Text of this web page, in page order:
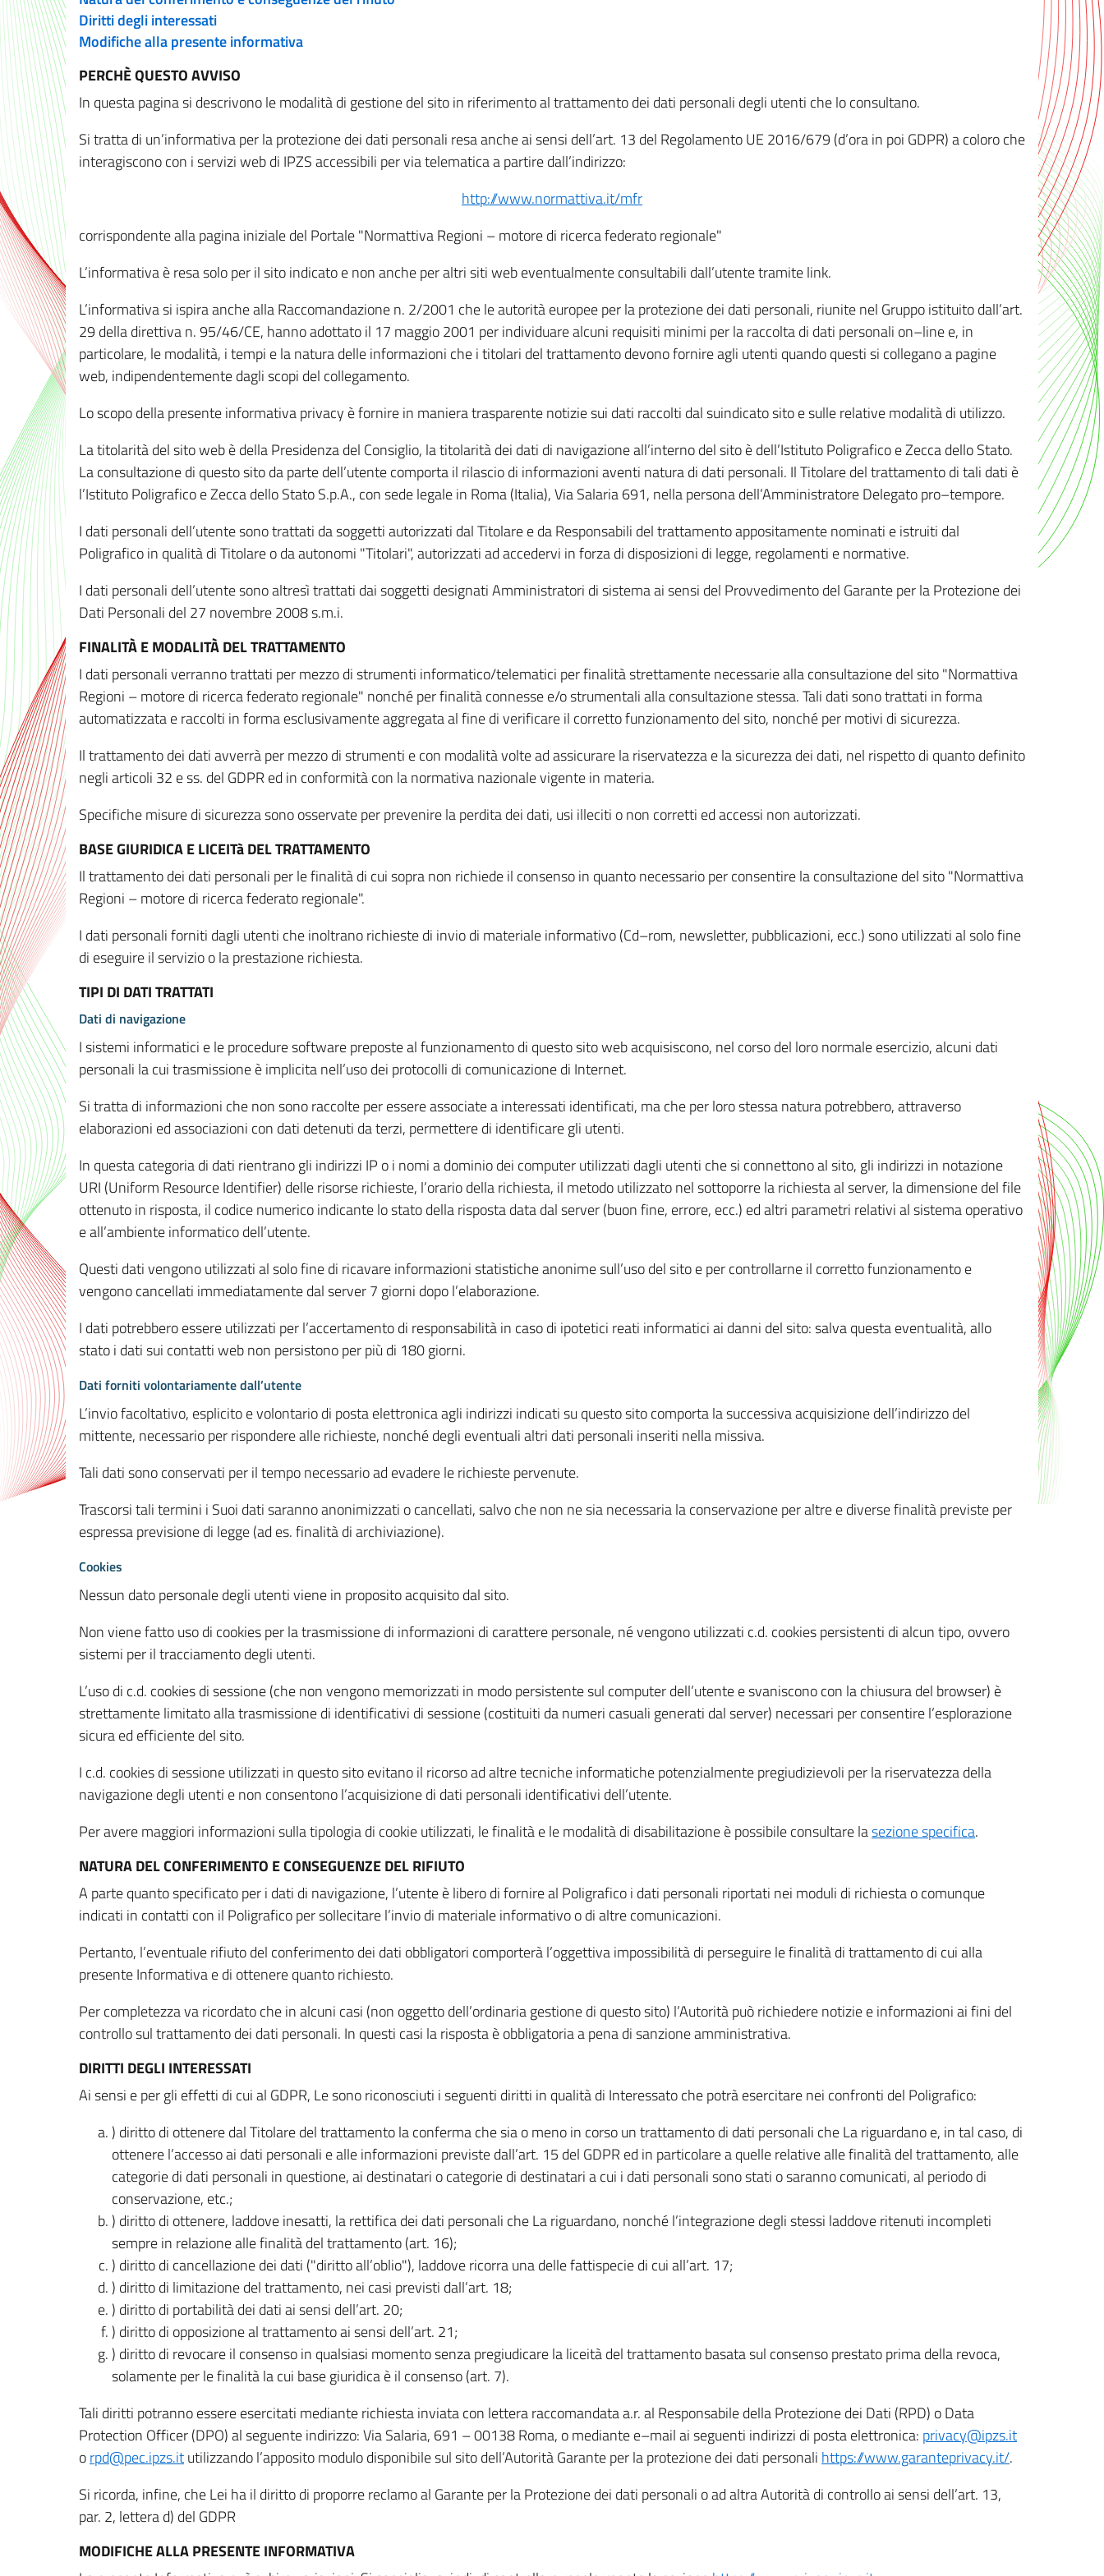
Diritti degli interessati
Modifiche alla presente informativa
PERCHÈ QUESTO AVVISO
In questa pagina si descrivono le modalità di gestione del sito in riferimento al trattamento dei dati personali degli utenti che lo consultano.
Si tratta di un’informativa per la protezione dei dati personali resa anche ai sensi dell’art. 13 del Regolamento UE 2016/679 (d’ora in poi GDPR) a coloro che
interagiscono con i servizi web di IPZS accessibili per via telematica a partire dall’indirizzo:
http://www.normattiva.it/mfr
corrispondente alla pagina iniziale del Portale "Normattiva Regioni – motore di ricerca federato regionale"
L’informativa è resa solo per il sito indicato e non anche per altri siti web eventualmente consultabili dall’utente tramite link.
L’informativa si ispira anche alla Raccomandazione n. 2/2001 che le autorità europee per la protezione dei dati personali, riunite nel Gruppo istituito dall’art.
29 della direttiva n. 95/46/CE, hanno adottato il 17 maggio 2001 per individuare alcuni requisiti minimi per la raccolta di dati personali on–line e, in
particolare, le modalità, i tempi e la natura delle informazioni che i titolari del trattamento devono fornire agli utenti quando questi si collegano a pagine
web, indipendentemente dagli scopi del collegamento.
Lo scopo della presente informativa privacy è fornire in maniera trasparente notizie sui dati raccolti dal suindicato sito e sulle relative modalità di utilizzo.
La titolarità del sito web è della Presidenza del Consiglio, la titolarità dei dati di navigazione all’interno del sito è dell’Istituto Poligrafico e Zecca dello Stato.
La consultazione di questo sito da parte dell’utente comporta il rilascio di informazioni aventi natura di dati personali. Il Titolare del trattamento di tali dati è
l’Istituto Poligrafico e Zecca dello Stato S.p.A., con sede legale in Roma (Italia), Via Salaria 691, nella persona dell’Amministratore Delegato pro–tempore.
I dati personali dell’utente sono trattati da soggetti autorizzati dal Titolare e da Responsabili del trattamento appositamente nominati e istruiti dal
Poligrafico in qualità di Titolare o da autonomi "Titolari", autorizzati ad accedervi in forza di disposizioni di legge, regolamenti e normative.
I dati personali dell’utente sono altresì trattati dai soggetti designati Amministratori di sistema ai sensi del Provvedimento del Garante per la Protezione dei
Dati Personali del 27 novembre 2008 s.m.i.
FINALITÀ E MODALITÀ DEL TRATTAMENTO
I dati personali verranno trattati per mezzo di strumenti informatico/telematici per finalità strettamente necessarie alla consultazione del sito "Normattiva
Regioni – motore di ricerca federato regionale" nonché per finalità connesse e/o strumentali alla consultazione stessa. Tali dati sono trattati in forma
automatizzata e raccolti in forma esclusivamente aggregata al fine di verificare il corretto funzionamento del sito, nonché per motivi di sicurezza.
Il trattamento dei dati avverrà per mezzo di strumenti e con modalità volte ad assicurare la riservatezza e la sicurezza dei dati, nel rispetto di quanto definito
negli articoli 32 e ss. del GDPR ed in conformità con la normativa nazionale vigente in materia.
Specifiche misure di sicurezza sono osservate per prevenire la perdita dei dati, usi illeciti o non corretti ed accessi non autorizzati.
BASE GIURIDICA E LICEITà DEL TRATTAMENTO
Il trattamento dei dati personali per le finalità di cui sopra non richiede il consenso in quanto necessario per consentire la consultazione del sito "Normattiva
Regioni – motore di ricerca federato regionale".
I dati personali forniti dagli utenti che inoltrano richieste di invio di materiale informativo (Cd–rom, newsletter, pubblicazioni, ecc.) sono utilizzati al solo fine
di eseguire il servizio o la prestazione richiesta.
TIPI DI DATI TRATTATI
Dati di navigazione
I sistemi informatici e le procedure software preposte al funzionamento di questo sito web acquisiscono, nel corso del loro normale esercizio, alcuni dati
personali la cui trasmissione è implicita nell’uso dei protocolli di comunicazione di Internet.
Si tratta di informazioni che non sono raccolte per essere associate a interessati identificati, ma che per loro stessa natura potrebbero, attraverso
elaborazioni ed associazioni con dati detenuti da terzi, permettere di identificare gli utenti.
In questa categoria di dati rientrano gli indirizzi IP o i nomi a dominio dei computer utilizzati dagli utenti che si connettono al sito, gli indirizzi in notazione
URI (Uniform Resource Identifier) delle risorse richieste, l’orario della richiesta, il metodo utilizzato nel sottoporre la richiesta al server, la dimensione del file
ottenuto in risposta, il codice numerico indicante lo stato della risposta data dal server (buon fine, errore, ecc.) ed altri parametri relativi al sistema operativo
e all’ambiente informatico dell’utente.
Questi dati vengono utilizzati al solo fine di ricavare informazioni statistiche anonime sull’uso del sito e per controllarne il corretto funzionamento e
vengono cancellati immediatamente dal server 7 giorni dopo l’elaborazione.
I dati potrebbero essere utilizzati per l’accertamento di responsabilità in caso di ipotetici reati informatici ai danni del sito: salva questa eventualità, allo
stato i dati sui contatti web non persistono per più di 180 giorni.
Dati forniti volontariamente dall’utente
L’invio facoltativo, esplicito e volontario di posta elettronica agli indirizzi indicati su questo sito comporta la successiva acquisizione dell’indirizzo del
mittente, necessario per rispondere alle richieste, nonché degli eventuali altri dati personali inseriti nella missiva.
Tali dati sono conservati per il tempo necessario ad evadere le richieste pervenute.
Trascorsi tali termini i Suoi dati saranno anonimizzati o cancellati, salvo che non ne sia necessaria la conservazione per altre e diverse finalità previste per
espressa previsione di legge (ad es. finalità di archiviazione).
Cookies
Nessun dato personale degli utenti viene in proposito acquisito dal sito.
Non viene fatto uso di cookies per la trasmissione di informazioni di carattere personale, né vengono utilizzati c.d. cookies persistenti di alcun tipo, ovvero
sistemi per il tracciamento degli utenti.
L’uso di c.d. cookies di sessione (che non vengono memorizzati in modo persistente sul computer dell’utente e svaniscono con la chiusura del browser) è
strettamente limitato alla trasmissione di identificativi di sessione (costituiti da numeri casuali generati dal server) necessari per consentire l’esplorazione
sicura ed efficiente del sito.
I c.d. cookies di sessione utilizzati in questo sito evitano il ricorso ad altre tecniche informatiche potenzialmente pregiudizievoli per la riservatezza della
navigazione degli utenti e non consentono l’acquisizione di dati personali identificativi dell’utente.
Per avere maggiori informazioni sulla tipologia di cookie utilizzati, le finalità e le modalità di disabilitazione è possibile consultare lasezione specifica.
NATURA DEL CONFERIMENTO E CONSEGUENZE DEL RIFIUTO
A parte quanto specificato per i dati di navigazione, l’utente è libero di fornire al Poligrafico i dati personali riportati nei moduli di richiesta o comunque
indicati in contatti con il Poligrafico per sollecitare l’invio di materiale informativo o di altre comunicazioni.
Pertanto, l’eventuale rifiuto del conferimento dei dati obbligatori comporterà l’oggettiva impossibilità di perseguire le finalità di trattamento di cui alla
presente Informativa e di ottenere quanto richiesto.
Per completezza va ricordato che in alcuni casi (non oggetto dell’ordinaria gestione di questo sito) l’Autorità può richiedere notizie e informazioni ai fini del
controllo sul trattamento dei dati personali. In questi casi la risposta è obbligatoria a pena di sanzione amministrativa.
DIRITTI DEGLI INTERESSATI
Ai sensi e per gli effetti di cui al GDPR, Le sono riconosciuti i seguenti diritti in qualità di Interessato che potrà esercitare nei confronti del Poligrafico:
) diritto di ottenere dal Titolare del trattamento la conferma che sia o meno in corso un trattamento di dati personali che La riguardano e, in tal caso, di
ottenere l’accesso ai dati personali e alle informazioni previste dall’art. 15 del GDPR ed in particolare a quelle relative alle finalità del trattamento, alle
categorie di dati personali in questione, ai destinatari o categorie di destinatari a cui i dati personali sono stati o saranno comunicati, al periodo di
conservazione, etc.;
) diritto di ottenere, laddove inesatti, la rettifica dei dati personali che La riguardano, nonché l’integrazione degli stessi laddove ritenuti incompleti
sempre in relazione alle finalità del trattamento (art. 16);
) diritto di cancellazione dei dati ("diritto all’oblio"), laddove ricorra una delle fattispecie di cui all’art. 17;
) diritto di limitazione del trattamento, nei casi previsti dall’art. 18;
) diritto di portabilità dei dati ai sensi dell’art. 20;
) diritto di opposizione al trattamento ai sensi dell’art. 21;
) diritto di revocare il consenso in qualsiasi momento senza pregiudicare la liceità del trattamento basata sul consenso prestato prima della revoca,
solamente per le finalità la cui base giuridica è il consenso (art. 7).
Tali diritti potranno essere esercitati mediante richiesta inviata con lettera raccomandata a.r. al Responsabile della Protezione dei Dati (RPD) o Data
Protection Officer (DPO) al seguente indirizzo: Via Salaria, 691 – 00138 Roma, o mediante e–mail ai seguenti indirizzi di posta elettronica: privacy@ipzs.it
orpd@pec.ipzs.itutilizzando l’apposito modulo disponibile sul sito dell’Autorità Garante per la protezione dei dati personali https://www.garanteprivacy.it/.
Si ricorda, infine, che Lei ha il diritto di proporre reclamo al Garante per la Protezione dei dati personali o ad altra Autorità di controllo ai sensi dell’art. 13,
par. 2, lettera d) del GDPR
MODIFICHE ALLA PRESENTE INFORMATIVA